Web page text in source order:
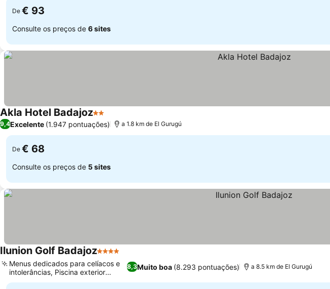
De € 93
Consulte os preços de 6 sites
Akla Hotel Badajoz2 Estrelas
9,4Excelente (1.947 pontuações) a 1.8 km de El Gurugú
De € 68
Consulte os preços de 5 sites
Ilunion Golf Badajoz4 Estrelas
8,3Muito boa (8.293 pontuações)
Menus dedicados para celíacos e
intolerâncias, Piscina exterior
sazonal
a 8.5 km de El Gurugú